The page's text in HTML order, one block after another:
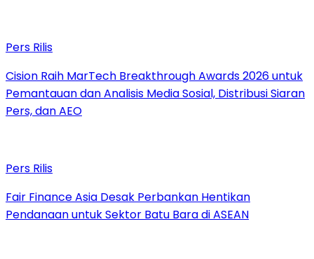
Pers Rilis
Cision Raih MarTech Breakthrough Awards 2026 untuk
Pemantauan dan Analisis Media Sosial, Distribusi Siaran
Pers, dan AEO
Pers Rilis
Fair Finance Asia Desak Perbankan Hentikan
Pendanaan untuk Sektor Batu Bara di ASEAN